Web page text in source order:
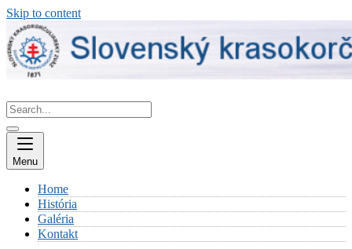
Skip to content
Menu
Home
História
Galéria
Kontakt